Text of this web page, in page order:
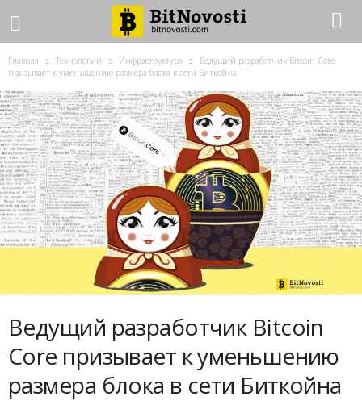
Главная Технологии Инфраструктура
Ведущий разработчик Bitcoin Core
призывает к уменьшению размера блока в сети Биткойна
Ведущий разработчик Bitcoin
Core призывает к уменьшению
размера блока в сети Биткойна